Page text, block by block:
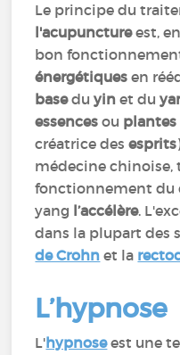
Le principe du
l'acupunctureest,
bon
énergétiques en
baseduyinet du
essencesou plantes
créatrice desesprits
médecine chinoise,
fonctionnement du
yang l’accélère.
dans la plupart des
de Crohn et la
L’hypnose
L'hypnoseest une